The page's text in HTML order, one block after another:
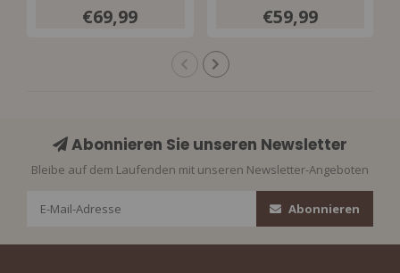
Multicolour
€69,99 €59,99
Abonnieren Sie unseren Newsletter
Bleibe auf dem Laufenden mit unseren Newsletter-Angeboten
Abonnieren